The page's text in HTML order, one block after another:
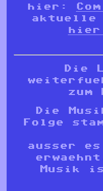
hier:
aktuelle
hier
Die
zum
Die
Folge
ausser
Musik